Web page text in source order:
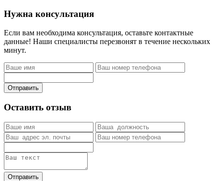
Нужна консультация
Если вам необходима консультация, оставьте контактные
данные! Наши специалисты перезвонят в течение нескольких
минут.
Отправить
Оставить отзыв
Отправить